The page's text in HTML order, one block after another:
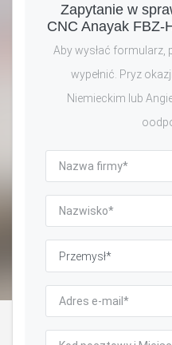
Zapytanie w
CNC Anayak FBZ-
Aby wysłać formularz,
wypełnić. Pryz
Niemieckim lub